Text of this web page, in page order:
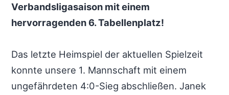
Verbandsligasaison mit einem
hervorragenden 6. Tabellenplatz!
Das letzte Heimspiel der aktuellen Spielzeit
konnte unsere 1. Mannschaft mit einem
ungefährdeten 4:0-Sieg abschließen. Janek